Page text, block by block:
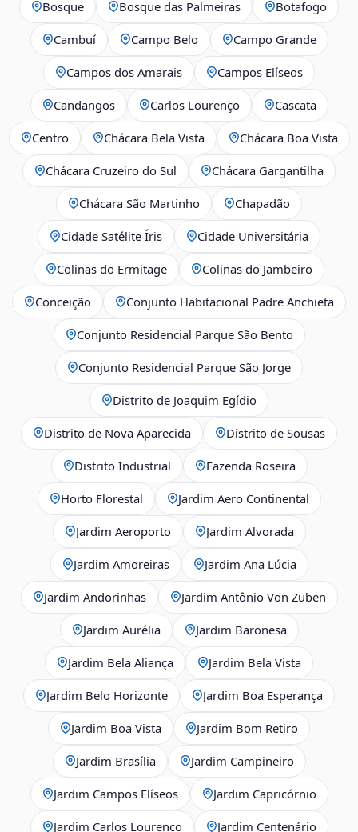
Bosque Bosque das Palmeiras Botafogo
Cambuí Campo Belo Campo Grande
Campos dos Amarais Campos Elíseos
Candangos Carlos Lourenço Cascata
Centro Chácara Bela Vista Chácara Boa Vista
Chácara Cruzeiro do Sul Chácara Gargantilha
Chácara São Martinho Chapadão
Cidade Satélite Íris Cidade Universitária
Colinas do Ermitage Colinas do Jambeiro
Conceição Conjunto Habitacional Padre Anchieta
Conjunto Residencial Parque São Bento
Conjunto Residencial Parque São Jorge
Distrito de Joaquim Egídio
Distrito de Nova Aparecida Distrito de Sousas
Distrito Industrial Fazenda Roseira
Horto Florestal Jardim Aero Continental
Jardim Aeroporto Jardim Alvorada
Jardim Amoreiras Jardim Ana Lúcia
Jardim Andorinhas Jardim Antônio Von Zuben
Jardim Aurélia Jardim Baronesa
Jardim Bela Aliança Jardim Bela Vista
Jardim Belo Horizonte Jardim Boa Esperança
Jardim Boa Vista Jardim Bom Retiro
Jardim Brasília Jardim Campineiro
Jardim Campos Elíseos Jardim Capricórnio
Jardim Carlos Lourenço Jardim Centenário